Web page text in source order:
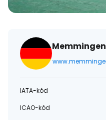
IATA-kód
ICAO-kód